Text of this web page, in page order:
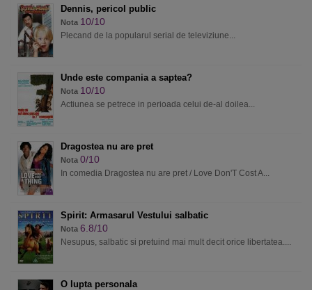
Dennis, pericol public
Nota 10/10
Plecand de la popularul serial de televiziune...
Unde este compania a saptea?
Nota 10/10
Actiunea se petrece in perioada celui de-al doilea...
Dragostea nu are pret
Nota 0/10
In comedia Dragostea nu are pret / Love Don'T Cost A...
Spirit: Armasarul Vestului salbatic
Nota 6.8/10
Nesupus, salbatic si pretuind mai mult decit orice libertatea....
O lupta personala